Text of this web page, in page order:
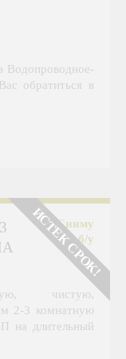
Водопроводное-
обратиться в
ИСТЕК СРОК!
Сниму
б/у
чистую,
2-3 комнатную
на длительный